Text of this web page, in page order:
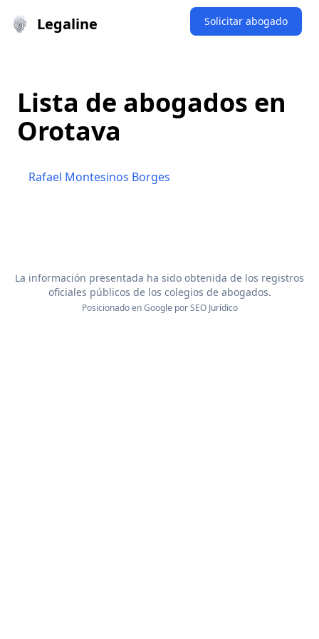
Legaline Solicitar abogado
Lista de abogados en
Orotava
Rafael Montesinos Borges
La información presentada ha sido obtenida de los registros
oficiales públicos de los colegios de abogados.
Posicionado en Google porSEO Jurídico